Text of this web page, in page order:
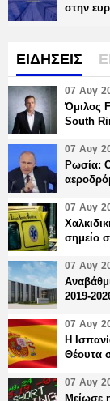
στην
ΕΙΔΗΣΕΙΣ
07 Αυγ
Όμιλος
South
07 Αυγ
Ρωσία:
07 Αυγ
σημείο
07 Αυγ
2019-
07 Αυγ
Η
Θέουτα
07 Αυγ
Μείωσε